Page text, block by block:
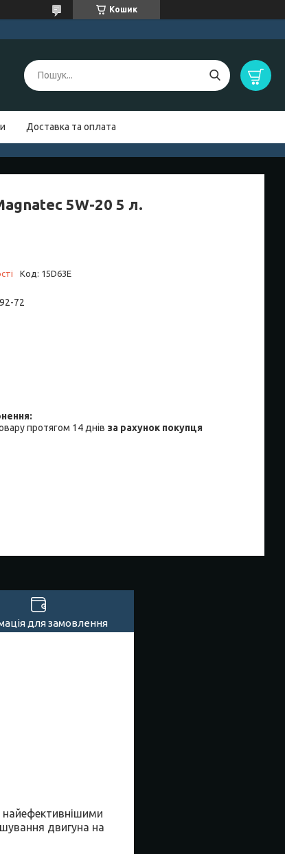
Кошик
Доставка та оплата
5W-20 5 л.
Код: 15D63E
72
протягом 14 днів за рахунок покупця
для замовлення
найефективнішими
двигуна на